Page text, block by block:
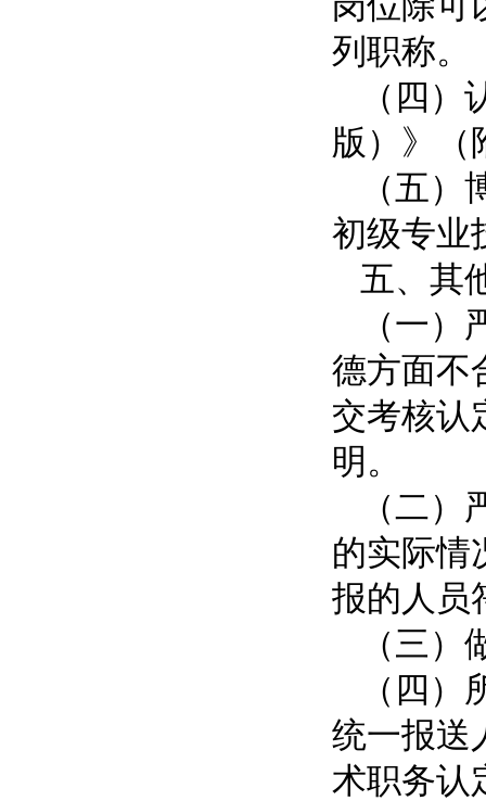
列职称。
（四
版）》（
（五
初级专业
五、其
（一
德方面不
交考核认
明。
（二
的实际情
报的人员
（三
（四
统一报送
术职务认